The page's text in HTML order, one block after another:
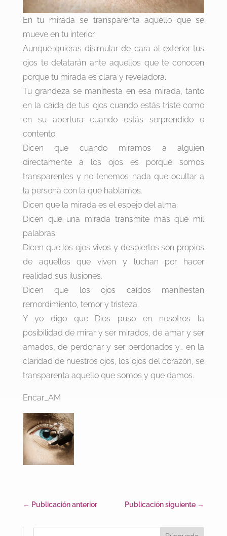
En tu mirada se transparenta aquello que se
mueve en tu interior.
Aunque quieras disimular de cara al exterior tus
ojos te delatarán ante aquellos que te conocen
porque tu mirada es clara y reveladora.
Tu grandeza se manifiesta en esa mirada, tanto
en la caída de tus ojos cuando estás triste como
en su apertura cuando estás sorprendido o
contento.
Dicen que cuando miramos a alguien
directamente a los ojos es porque somos
transparentes y no tenemos nada que ocultar a
la persona con la que hablamos.
Dicen que la mirada es el espejo del alma.
Dicen que una mirada transmite más que mil
palabras.
Dicen que los ojos vivos y despiertos son propios
de aquellos que viven y luchan por hacer
realidad sus ilusiones.
Dicen que los ojos caídos manifiestan
remordimiento, temor y tristeza.
Y yo digo que Dios puso en nosotros la
posibilidad de mirar y ser mirados, de amar y ser
amados, de perdonar y ser perdonados y… en la
claridad de nuestros ojos, los ojos del corazón, se
transparenta aquello que somos y que damos.
Encar_AM
← Publicación anterior Publicación siguiente →